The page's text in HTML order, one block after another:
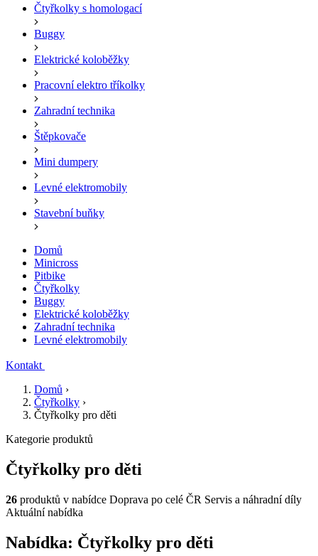
Čtyřkolky s homologací
Buggy
Elektrické koloběžky
Pracovní elektro tříkolky
Zahradní technika
Štěpkovače
Mini dumpery
Levné elektromobily
Stavební buňky
Domů
Minicross
Pitbike
Čtyřkolky
Buggy
Elektrické koloběžky
Zahradní technika
Levné elektromobily
Kontakt
Domů ›
Čtyřkolky ›
Čtyřkolky pro děti
Kategorie produktů
Čtyřkolky pro děti
26 produktů v nabídce Doprava po celé ČR Servis a náhradní díly
Aktuální nabídka
Nabídka: Čtyřkolky pro děti